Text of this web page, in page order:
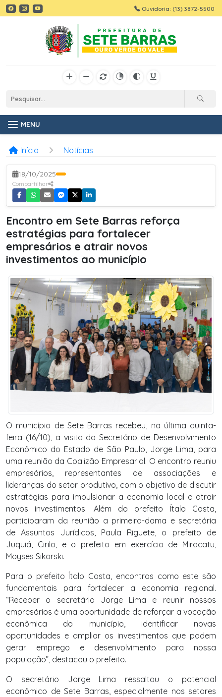
Ouvidoria: (13) 3872-5500
MENU
Início Notícias
18/10/2025
Compartilhar
Encontro em Sete Barras reforça
estratégias para fortalecer
empresários e atrair novos
investimentos ao município
O município de Sete Barras recebeu, na última quinta-
feira (16/10), a visita do Secretário de Desenvolvimento
Econômico do Estado de São Paulo, Jorge Lima, para
uma reunião da Coalizão Empresarial. O encontro reuniu
empresários, representantes de associações e
lideranças do setor produtivo, com o objetivo de discutir
estratégias para impulsionar a economia local e atrair
novos investimentos. Além do prefeito Ítalo Costa,
participaram da reunião a primeira-dama e secretária
de Assuntos Jurídicos, Paula Riguete, o prefeito de
Juquiá, Cirilo, e o prefeito em exercício de Miracatu,
Moyses Sikorski.
Para o prefeito Ítalo Costa, encontros como este são
fundamentais para fortalecer a economia regional.
“Receber o secretário Jorge Lima e reunir nossos
empresários é uma oportunidade de reforçar a vocação
econômica do município, identificar novas
oportunidades e ampliar os investimentos que podem
gerar emprego e desenvolvimento para nossa
população”, destacou o prefeito.
O secretário Jorge Lima ressaltou o potencial
econômico de Sete Barras, especialmente nos setores